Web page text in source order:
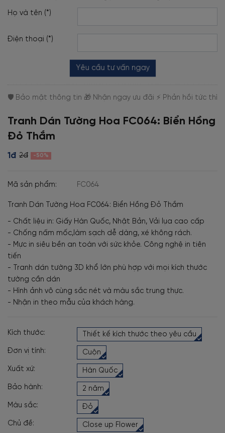
Họ và tên (*)
Điện thoại (*)
Yêu cầu tư vấn ngay
Tranh Dán Tường Hoa FC064: Biển Hồng
Đỏ Thắm
1đ 2đ -50%
Mã sản phẩm: FC064
Tranh Dán Tường Hoa FC064: Biển Hồng Đỏ Thắm
- Chất liệu in: Giấy Hàn Quốc, Nhật Bản, Vải lụa cao cấp
- Chống nấm mốc,làm sạch dễ dàng, xé không rách.
- Mực in siêu bền an toàn với sức khỏe. Công nghệ in tiên
tiến
- Tranh dán tường 3D khổ lớn phù hợp với mọi kích thước
tường cần dán
- Hình ảnh vô cùng sắc nét và màu sắc trung thực.
- Nhận in theo mẫu của khách hàng.
Kích thước: Thiết kế kích thước theo yêu cầu
Đơn vị tính: Cuộn
Xuất xứ: Hàn Quốc
Bảo hành: 2 năm
Màu sắc: Đỏ
Chủ đề: Close up Flower